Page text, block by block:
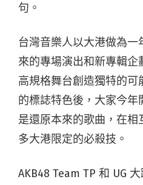
句。
台灣音樂人以大港做為
來的專場演出和新專輯企
高規格舞台創造獨特的
的標誌特色後，大家今年
是還原本來的歌曲，在
多大港限定的必殺技。
AKB48 Team TP 和 UG